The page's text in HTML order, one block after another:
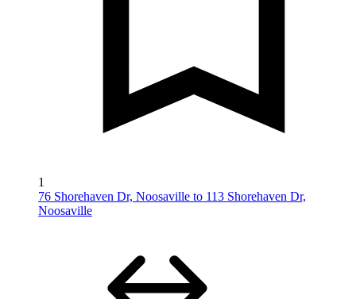
1
76 Shorehaven Dr, Noosaville to 113 Shorehaven Dr,
Noosaville